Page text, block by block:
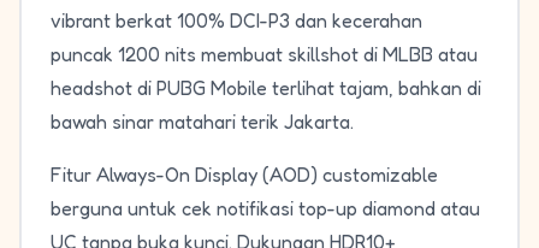
vibrant berkat 100% DCI-P3 dan kecerahan
puncak 1200 nits membuat skillshot di MLBB atau
headshot di PUBG Mobile terlihat tajam, bahkan di
bawah sinar matahari terik Jakarta.
Fitur Always-On Display (AOD) customizable
berguna untuk cek notifikasi top-up diamond atau
UC tanpa buka kunci. Dukungan HDR10+